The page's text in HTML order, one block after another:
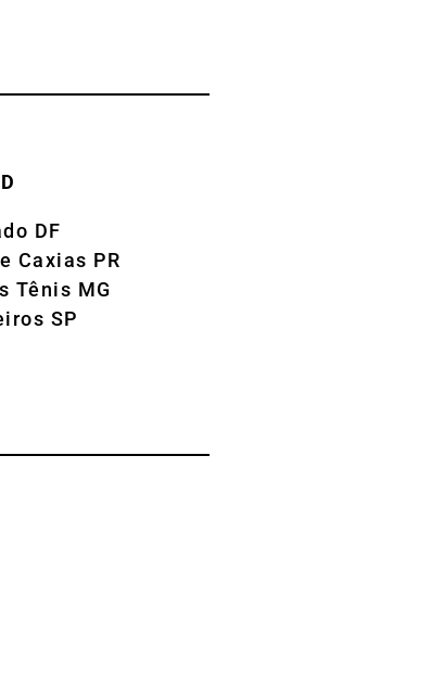
DF
Caxias PR
Tênis MG
SP